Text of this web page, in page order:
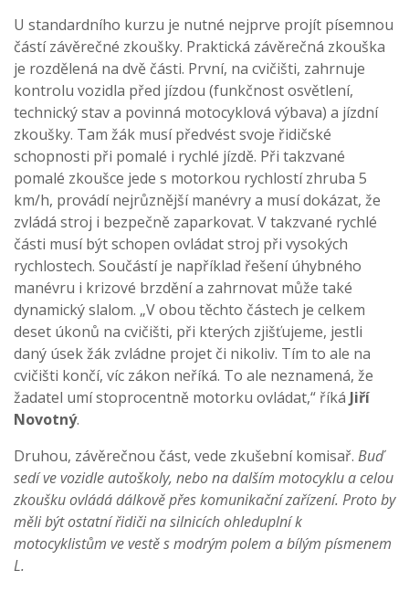
U standardního kurzu je nutné nejprve projít písemnou
částí závěrečné zkoušky. Praktická závěrečná zkouška
je rozdělená na dvě části. První, na cvičišti, zahrnuje
kontrolu vozidla před jízdou (funkčnost osvětlení,
technický stav a povinná motocyklová výbava) a jízdní
zkoušky. Tam žák musí předvést svoje řidičské
schopnosti při pomalé i rychlé jízdě. Při takzvané
pomalé zkoušce jede s motorkou rychlostí zhruba 5
km/h, provádí nejrůznější manévry a musí dokázat, že
zvládá stroj i bezpečně zaparkovat. V takzvané rychlé
části musí být schopen ovládat stroj při vysokých
rychlostech. Součástí je například řešení úhybného
manévru i krizové brzdění a zahrnovat může také
dynamický slalom. „V obou těchto částech je celkem
deset úkonů na cvičišti, při kterých zjišťujeme, jestli
daný úsek žák zvládne projet či nikoliv. Tím to ale na
cvičišti končí, víc zákon neříká. To ale neznamená, že
žadatel umí stoprocentně motorku ovládat,“ říká Jiří
Novotný.
Druhou, závěrečnou část, vede zkušební komisař. Buď
sedí ve vozidle autoškoly, nebo na dalším motocyklu a celou
zkoušku ovládá dálkově přes komunikační zařízení. Proto by
měli být ostatní řidiči na silnicích ohleduplní k
motocyklistům ve vestě s modrým polem a bílým písmenem
L.